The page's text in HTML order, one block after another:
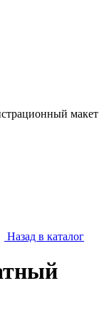
макет
Назад в каталог